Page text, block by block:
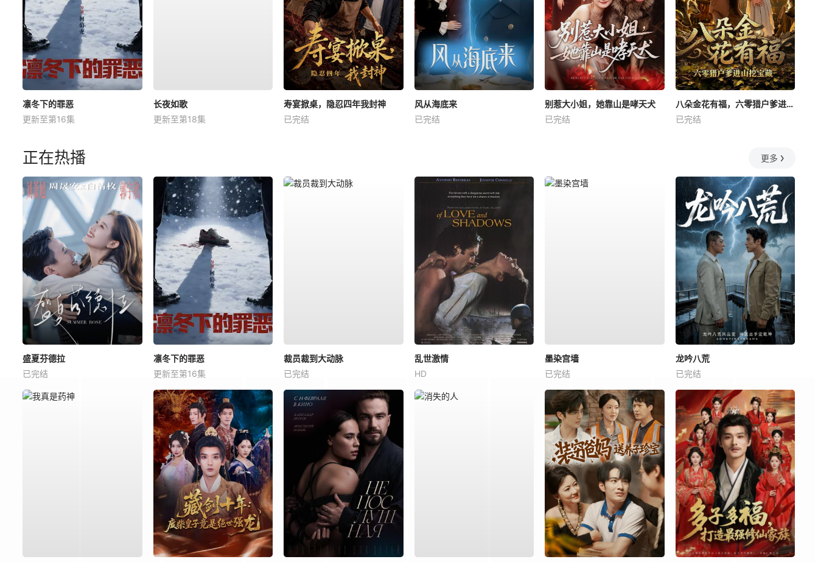
凛冬下的罪恶
更新至第16集
长夜如歌
更新至第18集
寿宴掀桌，隐忍四年我封神
已完结
风从海底来
已完结
别惹大小姐，她靠山是哮天犬
已完结
八朵金花有福，六零猎户爹进山挖宝藏
已完结
正在热播 更多
盛夏芬德拉
已完结
凛冬下的罪恶
更新至第16集
裁员裁到大动脉
已完结
乱世激情
HD
墨染宫墙
已完结
龙吟八荒
已完结